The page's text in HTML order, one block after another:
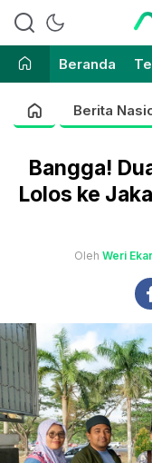
Beranda
Berita
Bangga!
Lolos ke
Oleh Weri